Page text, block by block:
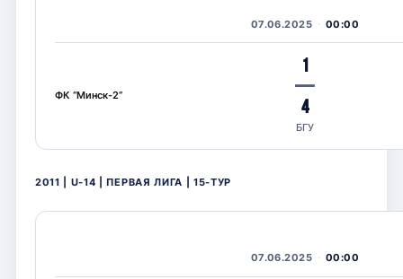
07.06.2025 00:00
ФК “Минск-2”
1
—
4
БГУ
2011 | U-14 | ПЕРВАЯ ЛИГА | 15-ТУР
07.06.2025 00:00